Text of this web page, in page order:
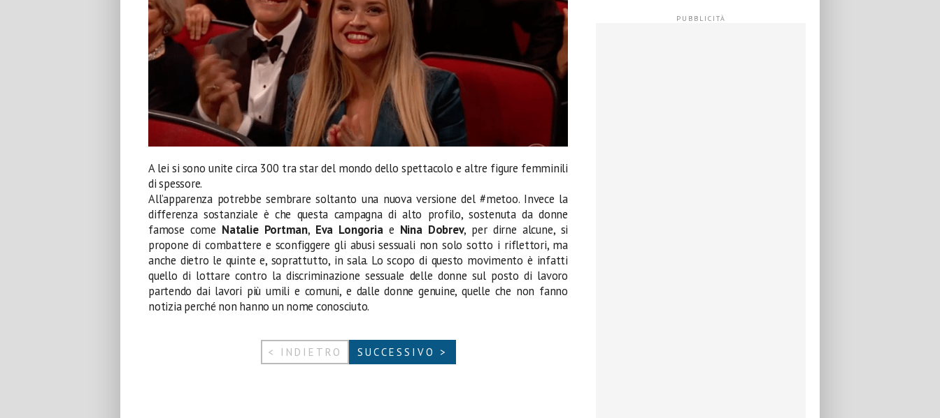
A lei si sono unite circa 300 tra star del mondo dello spettacolo e altre figure femminili
di spessore.
All’apparenza potrebbe sembrare soltanto una nuova versione del #metoo. Invece la
differenza sostanziale è che questa campagna di alto profilo, sostenuta da donne
famose come Natalie Portman, Eva Longoriae Nina Dobrev, per dirne alcune, si
propone di combattere e sconfiggere gli abusi sessuali non solo sotto i riflettori, ma
anche dietro le quinte e, soprattutto, in sala. Lo scopo di questo movimento è infatti
quello di lottare contro la discriminazione sessuale delle donne sul posto di lavoro
partendo dai lavori più umili e comuni, e dalle donne genuine, quelle che non fanno
notizia perché non hanno un nome conosciuto.
< INDIETRO SUCCESSIVO >